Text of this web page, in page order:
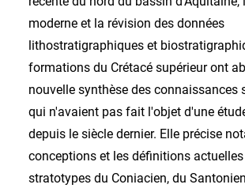
moderne et la révision des données
lithostratigraphiques et
formations du Crétacé supérieur ont
nouvelle synthèse des connaissances
qui n'avaient pas fait l'objet d'une
depuis le siècle dernier. Elle précise
conceptions et les définitions
stratotypes du Coniacien, du